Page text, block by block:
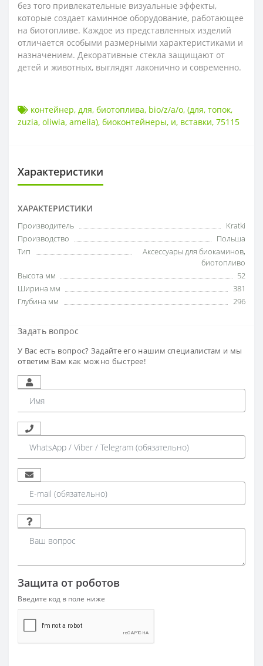
без того привлекательные визуальные эффекты,
которые создает каминное оборудование, работающее
на биотопливе. Каждое из представленных изделий
отличается особыми размерными характеристиками и
назначением. Декоративные стекла защищают от
детей и животных, выглядят лаконично и современно.
контейнер, для, биотоплива, bio/z/a/o, (для, топок,
zuzia, oliwia, amelia), биоконтейнеры, и, вставки, 75115
Характеристики
ХАРАКТЕРИСТИКИ
Производитель
Kratki
Производство
Польша
Тип
Аксессуары для биокаминов,
биотопливо
Высота мм
52
Ширина мм
381
Глубина мм
296
Задать вопрос
У Вас есть вопрос? Задайте его нашим специалистам и мы
ответим Вам как можно быстрее!
Защита от роботов
Введите код в поле ниже